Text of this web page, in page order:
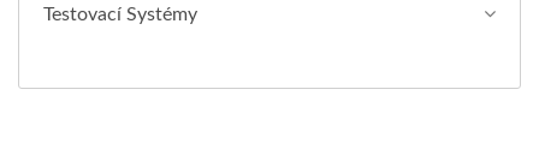
Testovací Systémy